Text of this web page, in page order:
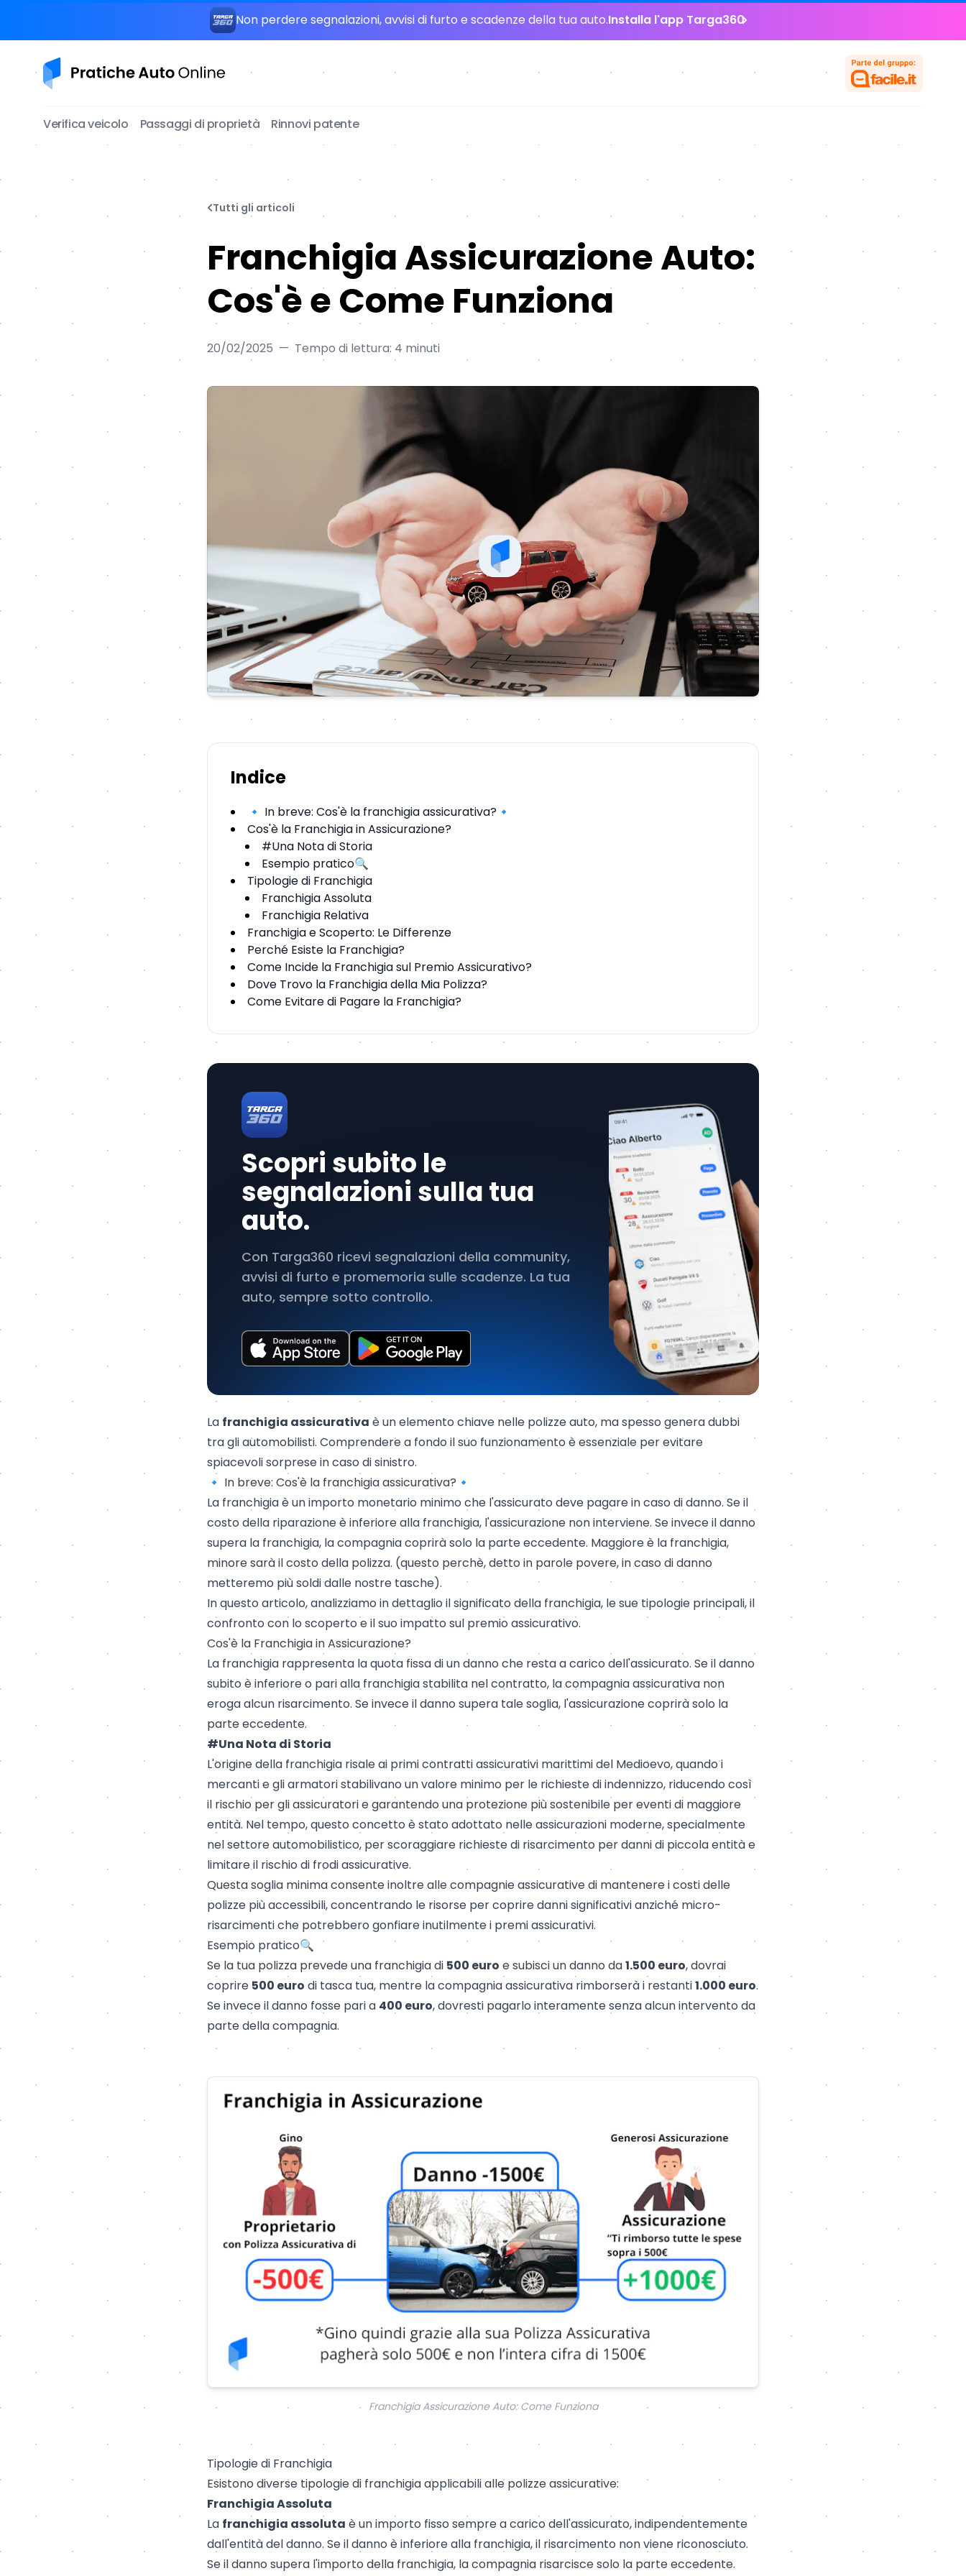
Non perdere segnalazioni, avvisi di furto e scadenze della tua auto.Installa l'app Targa360
Pratiche Auto Online
Verifica veicolo Passaggi di proprietà Rinnovi patente
Tutti gli articoli
Franchigia Assicurazione Auto:
Cos'è e Come Funziona
20/02/2025 — Tempo di lettura: 4 minuti
Indice
🔹 In breve: Cos'è la franchigia assicurativa?🔹
Cos'è la Franchigia in Assicurazione?
#Una Nota di Storia
Esempio pratico🔍
Tipologie di Franchigia
Franchigia Assoluta
Franchigia Relativa
Franchigia e Scoperto: Le Differenze
Perché Esiste la Franchigia?
Come Incide la Franchigia sul Premio Assicurativo?
Dove Trovo la Franchigia della Mia Polizza?
Come Evitare di Pagare la Franchigia?
Scopri subito le
segnalazioni sulla tua
auto.
Con Targa360 ricevi segnalazioni della community,
avvisi di furto e promemoria sulle scadenze. La tua
auto, sempre sotto controllo.
La franchigia assicurativa è un elemento chiave nelle polizze auto, ma spesso genera dubbi
tra gli automobilisti. Comprendere a fondo il suo funzionamento è essenziale per evitare
spiacevoli sorprese in caso di sinistro.
🔹 In breve: Cos'è la franchigia assicurativa?🔹
La franchigia è un importo monetario minimo che l'assicurato deve pagare in caso di danno. Se il
costo della riparazione è inferiore alla franchigia, l'assicurazione non interviene. Se invece il danno
supera la franchigia, la compagnia coprirà solo la parte eccedente. Maggiore è la franchigia,
minore sarà il costo della polizza. (questo perchè, detto in parole povere, in caso di danno
metteremo più soldi dalle nostre tasche).
In questo articolo, analizziamo in dettaglio il significato della franchigia, le sue tipologie principali, il
confronto con lo scoperto e il suo impatto sul premio assicurativo.
Cos'è la Franchigia in Assicurazione?
La franchigia rappresenta la quota fissa di un danno che resta a carico dell'assicurato. Se il danno
subito è inferiore o pari alla franchigia stabilita nel contratto, la compagnia assicurativa non
eroga alcun risarcimento. Se invece il danno supera tale soglia, l'assicurazione coprirà solo la
parte eccedente.
#Una Nota di Storia
L'origine della franchigia risale ai primi contratti assicurativi marittimi del Medioevo, quando i
mercanti e gli armatori stabilivano un valore minimo per le richieste di indennizzo, riducendo così
il rischio per gli assicuratori e garantendo una protezione più sostenibile per eventi di maggiore
entità. Nel tempo, questo concetto è stato adottato nelle assicurazioni moderne, specialmente
nel settore automobilistico, per scoraggiare richieste di risarcimento per danni di piccola entità e
limitare il rischio di frodi assicurative.
Questa soglia minima consente inoltre alle compagnie assicurative di mantenere i costi delle
polizze più accessibili, concentrando le risorse per coprire danni significativi anziché micro-
risarcimenti che potrebbero gonfiare inutilmente i premi assicurativi.
Esempio pratico🔍
Se la tua polizza prevede una franchigia di 500 euro e subisci un danno da1.500 euro, dovrai
coprire 500 euro di tasca tua, mentre la compagnia assicurativa rimborserà i restanti1.000 euro.
Se invece il danno fosse pari a 400 euro, dovresti pagarlo interamente senza alcun intervento da
parte della compagnia.
Franchigia Assicurazione Auto: Come Funziona
Tipologie di Franchigia
Esistono diverse tipologie di franchigia applicabili alle polizze assicurative:
Franchigia Assoluta
La franchigia assoluta è un importo fisso sempre a carico dell'assicurato, indipendentemente
dall'entità del danno. Se il danno è inferiore alla franchigia, il risarcimento non viene riconosciuto.
Se il danno supera l'importo della franchigia, la compagnia risarcisce solo la parte eccedente.